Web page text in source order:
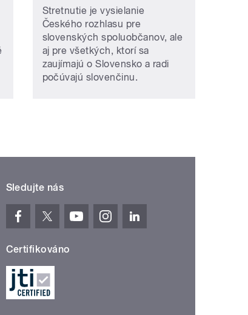
Stretnutie je vysielanie
Českého rozhlasu pre
slovenských spoluobčanov, ale
aj pre všetkých, ktorí sa
zaujímajú o Slovensko a radi
počúvajú slovenčinu.
Sledujte nás
Certifikováno